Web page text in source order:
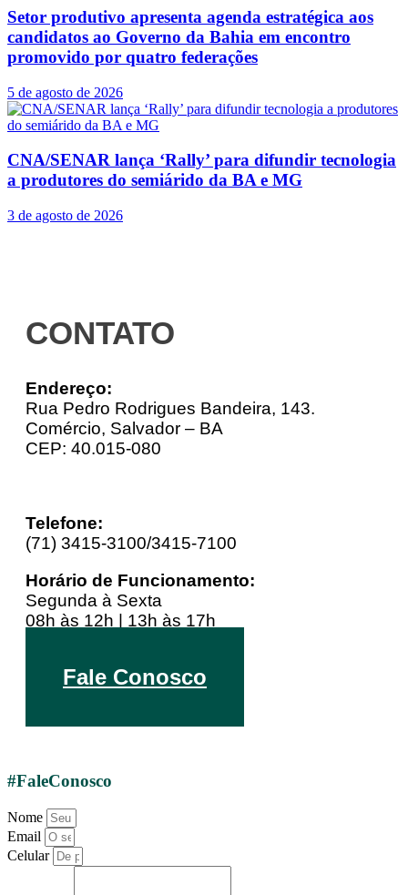
Setor produtivo apresenta agenda estratégica aos
candidatos ao Governo da Bahia em encontro
promovido por quatro federações
5 de agosto de 2026
CNA/SENAR lança ‘Rally’ para difundir tecnologia
a produtores do semiárido da BA e MG
3 de agosto de 2026
CONTATO
Endereço:
Rua Pedro Rodrigues Bandeira, 143.
Comércio, Salvador – BA
CEP: 40.015-080
Telefone:
(71) 3415-3100/3415-7100
Horário de Funcionamento:
Segunda à Sexta
08h às 12h | 13h às 17h
Fale Conosco
#FaleConosco
Nome
Email
Celular